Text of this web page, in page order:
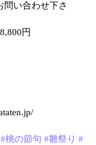
い合わせ下さ
円
#桃の節句 #雛祭り #